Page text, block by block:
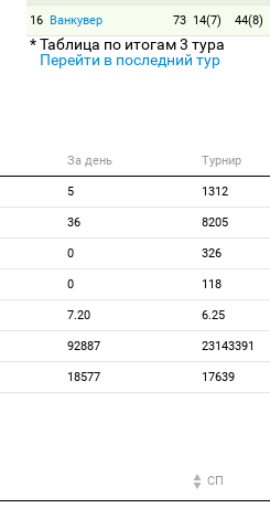
16 Ванкувер 73 14(7) 44(8)
* Таблица по итогам 3 тура
Перейти в последний тур
За день Турнир
5 1312
36 8205
0 326
0 118
7.20 6.25
92887 23143391
18577 17639
СП